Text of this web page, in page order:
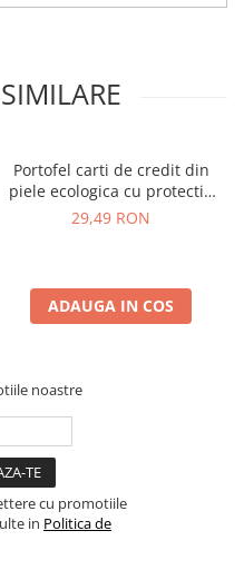
Portofel carti de credit din
piele ecologica cu protectie
RFID
29,49 RON
ADAUGA IN COS
noastre
cu promotiile
in Politica de